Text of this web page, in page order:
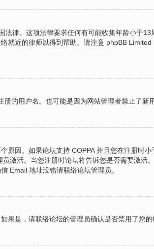
律。这项法律要求任何有可能收集年龄小于
就近的律师以得到帮助。请注意 phpBB
的用户名。也可能是因为网站管理者禁止了新
原因。如果论坛支持 COPPA 并且您在注册时
激活。当您注册时论坛将告诉您是否需要激
Email 地址没错请联络论坛管理员。
果是，请联络论坛的管理员确认是否禁用了您